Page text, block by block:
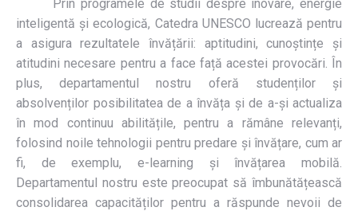
Prin programele de studii despre inovare, energie
inteligentă și ecologică, Catedra UNESCO lucrează pentru
a asigura rezultatele învățării: aptitudini, cunoștințe și
atitudini necesare pentru a face față acestei provocări. În
plus, departamentul nostru oferă studenților și
absolvenților posibilitatea de a învăța și de a-și actualiza
în mod continuu abilitățile, pentru a rămâne relevanți,
folosind noile tehnologii pentru predare și învățare, cum ar
fi, de exemplu, e-learning și învățarea mobilă.
Departamentul nostru este preocupat să îmbunătățească
consolidarea capacităților pentru a răspunde nevoii de